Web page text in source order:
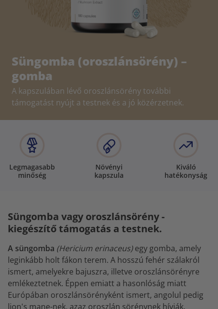
Süngomba (oroszlánsörény) –
gomba
A kapszulában lévő oroszlánsörény további
támogatást nyújt a testnek és a jó közérzetnek.
Legmagasabb
minőség
Növényi
kapszula
Kiváló
hatékonyság
Süngomba vagy oroszlánsörény -
kiegészítő támogatás a testnek.
A süngomba (Hericium erinaceus)egy gomba, amely
leginkább holt fákon terem. A hosszú fehér szálakról
ismert, amelyekre bajuszra, illetve oroszlánsörényre
emlékeztetnek. Éppen emiatt a hasonlóság miatt
Európában oroszlánsörényként ismert, angolul pedig
lion's mane-nek, azaz oroszlán sörénynek hívják.